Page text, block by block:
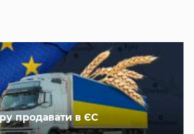
продавати в ЄС